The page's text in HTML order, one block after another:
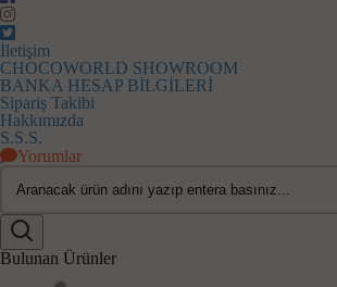
İletişim
CHOCOWORLD SHOWROOM
BANKA HESAP BİLGİLERİ
Sipariş Takibi
Hakkımızda
S.S.S.
Yorumlar
Bulunan Ürünler